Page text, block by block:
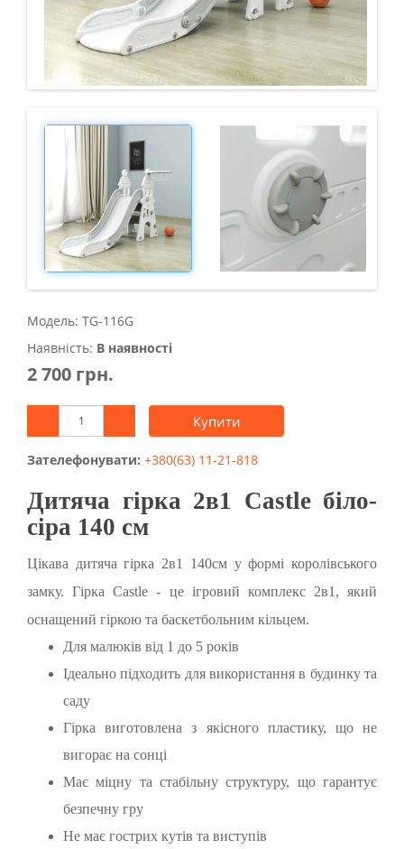
Модель: TG-116G
Наявність: В наявності
2 700 грн.
Купити
Зателефонувати: +380(63) 11-21-818
Дитяча гірка 2в1 Castle біло-
сіра 140 см
Цікава дитяча гірка 2в1 140см у формі королівського
замку. Гірка Castle - це ігровий комплекс 2в1, який
оснащений гіркою та баскетбольним кільцем.
Для малюків від 1 до 5 років
Ідеально підходить для використання в будинку та
саду
Гірка виготовлена з якісного пластику, що не
вигорає на сонці
Має міцну та стабільну структуру, що гарантує
безпечну гру
Не має гострих кутів та виступів